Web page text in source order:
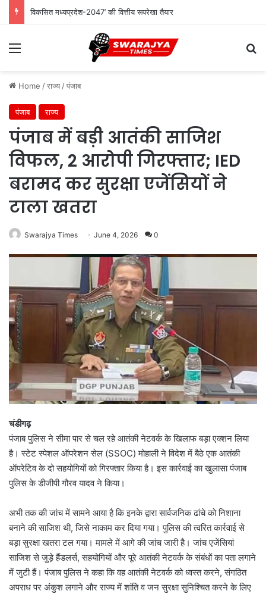
विकसित मध्यप्रदेश-2047’ की वित्तीय रूपरेखा तैयार
Menu
Home /राज्य /पंजाब
पंजाब राज्य
पंजाब में बड़ी आतंकी साजिश
विफल, 2 आरोपी गिरफ्तार; IED
बरामद कर सुरक्षा एजेंसियों ने
टाला खतरा
Swarajya Times June 4, 2026 0
चंडीगढ़
पंजाब पुलिस ने सीमा पार से चल रहे आतंकी नेटवर्क के खिलाफ बड़ा एक्शन लिया
है। स्टेट स्पेशल ऑपरेशन सेल (SSOC) मोहाली ने विदेश में बैठे एक आतंकी
ऑपरेटिव के दो सहयोगियों को गिरफ्तार किया है। इस कार्रवाई का खुलासा पंजाब
पुलिस के डीजीपी गौरव यादव ने किया।
अभी तक की जांच में सामने आया है कि इनके द्वारा सार्वजनिक ढांचे को निशाना
बनाने की साजिश थी, जिसे नाकाम कर दिया गया। पुलिस की त्वरित कार्रवाई से
बड़ा सुरक्षा खतरा टल गया। मामले में आगे की जांच जारी है। जांच एजेंसियां
साजिश से जुड़े हैंडलर्स, सहयोगियों और पूरे आतंकी नेटवर्क के संबंधों का पता लगाने
में जुटी हैं। पंजाब पुलिस ने कहा कि वह आतंकी नेटवर्क को ध्वस्त करने, संगठित
अपराध पर अंकुश लगाने और राज्य में शांति व जन सुरक्षा सुनिश्चित करने के लिए